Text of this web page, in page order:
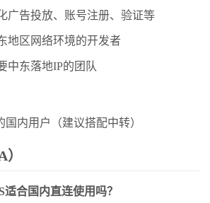
广告投放、账号注册、验证等
地区网络环境的开发者
中东落地IP的团队
内用户（建议搭配中转）
合国内直连使用吗？